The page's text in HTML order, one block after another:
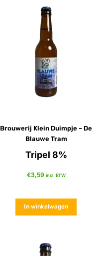
Brouwerij Klein Duimpje – De
Blauwe Tram
Tripel 8%
€3,59 incl. BTW
In winkelwagen